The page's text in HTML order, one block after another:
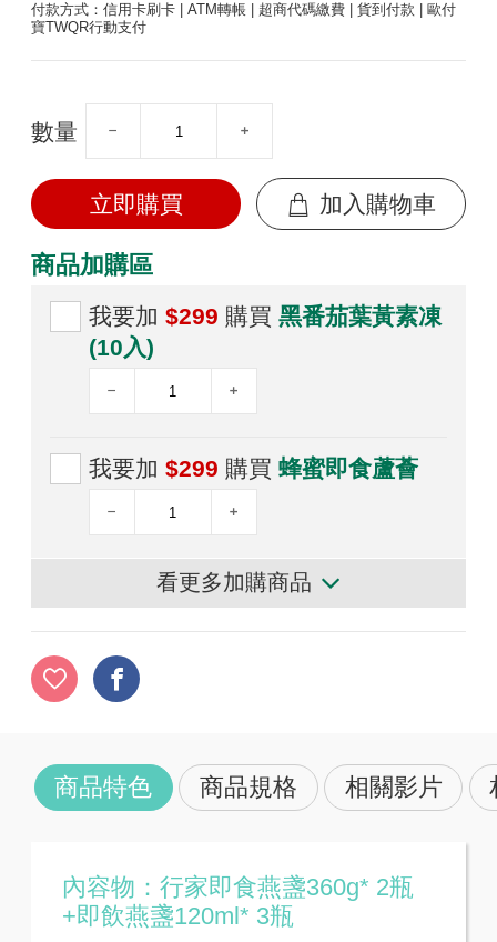
付款方式：信用卡刷卡 | ATM轉帳 | 超商代碼繳費 | 貨到付款 | 歐付
寶TWQR行動支付
數量
立即購買 加入購物車
商品加購區
我要加 $299 購買 黑番茄葉黃素凍
(10入)
我要加 $299 購買 蜂蜜即食蘆薈
看更多加購商品
商品特色 商品規格 相關影片
內容物：行家即食燕盞360g* 2瓶
+即飲燕盞120ml* 3瓶